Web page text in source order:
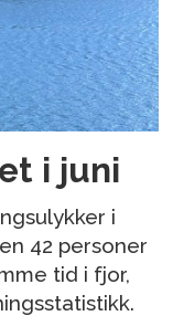
i juni
i
42 personer
tid i fjor,